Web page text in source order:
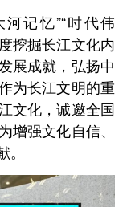
记忆”“时代伟
挖掘长江文化内
展成就，弘扬中
为长江文明的重
文化，诚邀全国
强文化自信、